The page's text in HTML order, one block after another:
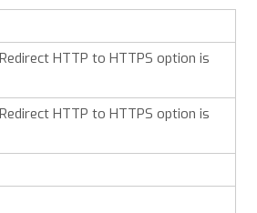
HTTP to HTTPS option is
HTTP to HTTPS option is